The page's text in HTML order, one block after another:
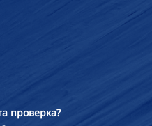
проверка?